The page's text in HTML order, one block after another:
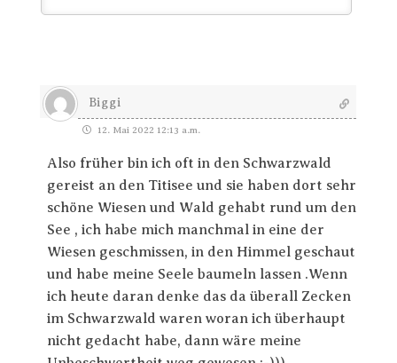
Biggi
12. Mai 2022 12:13 a.m.
Also früher bin ich oft in den Schwarzwald
gereist an den Titisee und sie haben dort sehr
schöne Wiesen und Wald gehabt rund um den
See , ich habe mich manchmal in eine der
Wiesen geschmissen, in den Himmel geschaut
und habe meine Seele baumeln lassen .Wenn
ich heute daran denke das da überall Zecken
im Schwarzwald waren woran ich überhaupt
nicht gedacht habe, dann wäre meine